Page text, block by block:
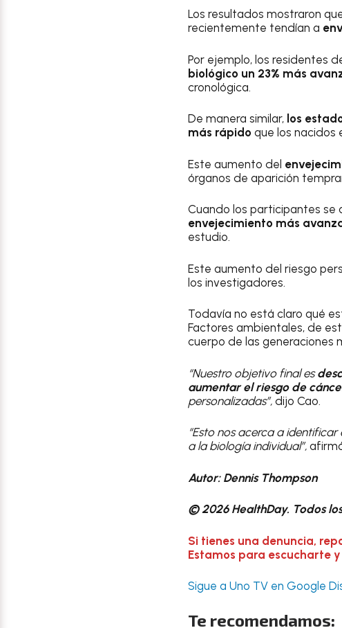
Los resultados mostraron
recientemente tendían a
Por ejemplo, los residentes
biológico un 23% más
cronológica.
De manera similar, los
más rápido que los nacidos
Este aumento del
órganos de aparición
Cuando los participantes se
envejecimiento más
estudio.
Este aumento del riesgo
los investigadores.
Todavía no está claro qué
Factores ambientales, de
cuerpo de las generaciones
“Nuestro objetivo final es
aumentar el riesgo de
personalizadas”, dijo Cao.
“Esto nos acerca a
a la biología individual”,
Autor: Dennis Thompson
© 2026 HealthDay. Todos
Si tienes una denuncia,
Estamos para escucharte
Sigue a Uno TV en Google
Te recomendamos: